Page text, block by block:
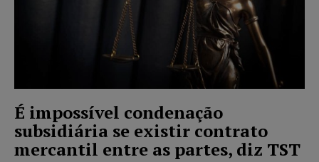
É impossível condenação
subsidiária se existir contrato
mercantil entre as partes, diz TST